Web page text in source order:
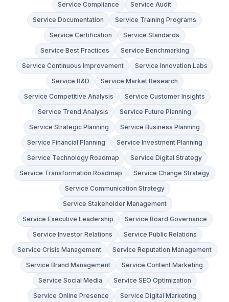
Service Compliance
Service Audit
Service Documentation
Service Training Programs
Service Certification
Service Standards
Service Best Practices
Service Benchmarking
Service Continuous Improvement
Service Innovation Labs
Service R&D
Service Market Research
Service Competitive Analysis
Service Customer Insights
Service Trend Analysis
Service Future Planning
Service Strategic Planning
Service Business Planning
Service Financial Planning
Service Investment Planning
Service Technology Roadmap
Service Digital Strategy
Service Transformation Roadmap
Service Change Strategy
Service Communication Strategy
Service Stakeholder Management
Service Executive Leadership
Service Board Governance
Service Investor Relations
Service Public Relations
Service Crisis Management
Service Reputation Management
Service Brand Management
Service Content Marketing
Service Social Media
Service SEO Optimization
Service Online Presence
Service Digital Marketing